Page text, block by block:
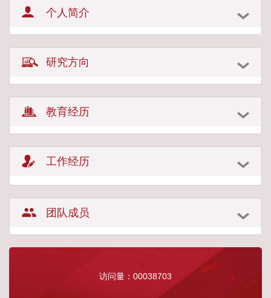
个人简介
研究方向
教育经历
工作经历
团队成员
访问量： 00038703